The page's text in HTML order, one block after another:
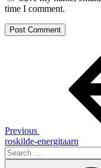
time I comment.
Previous
roskilde-energitaarn
Search
for: